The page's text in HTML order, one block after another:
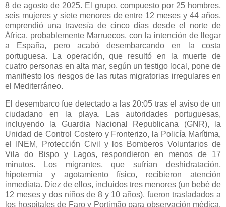
8 de agosto de 2025. El grupo, compuesto por 25 hombres,
seis mujeres y siete menores de entre 12 meses y 44 años,
emprendió una travesía de cinco días desde el norte de
África, probablemente Marruecos, con la intención de llegar
a España, pero acabó desembarcando en la costa
portuguesa. La operación, que resultó en la muerte de
cuatro personas en alta mar, según un testigo local, pone de
manifiesto los riesgos de las rutas migratorias irregulares en
el Mediterráneo.
El desembarco fue detectado a las 20:05 tras el aviso de un
ciudadano en la playa. Las autoridades portuguesas,
incluyendo la Guardia Nacional Republicana (GNR), la
Unidad de Control Costero y Fronterizo, la Policía Marítima,
el INEM, Protección Civil y los Bomberos Voluntarios de
Vila do Bispo y Lagos, respondieron en menos de 17
minutos. Los migrantes, que sufrían deshidratación,
hipotermia y agotamiento físico, recibieron atención
inmediata. Diez de ellos, incluidos tres menores (un bebé de
12 meses y dos niños de 8 y 10 años), fueron trasladados a
los hospitales de Faro y Portimão para observación médica.